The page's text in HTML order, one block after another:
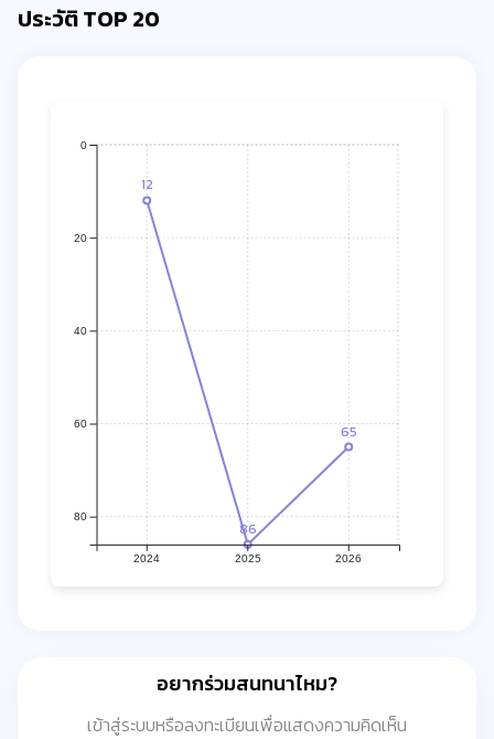
ประวัติ TOP 20
12
86
65
2024 2025 2026
80
60
40
20
0
อยากร่วมสนทนาไหม?
เข้าสู่ระบบหรือลงทะเบียนเพื่อแสดงความคิดเห็น